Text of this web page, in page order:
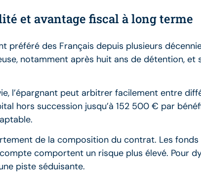
et avantage fiscal à long terme
préféré des Français depuis plusieurs
notamment après huit ans de détention,
l’épargnant peut arbitrer facilement entre
hors succession jusqu’à 152 500 € par
de la composition du contrat. Les fonds
comportent un risque plus élevé. Pour
piste séduisante.